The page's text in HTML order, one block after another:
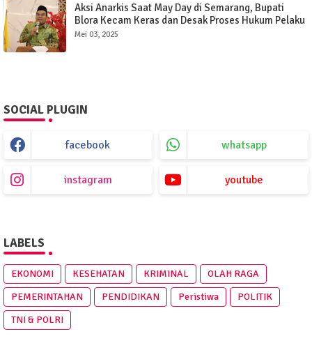
Aksi Anarkis Saat May Day di Semarang, Bupati
Blora Kecam Keras dan Desak Proses Hukum Pelaku
Mei 03, 2025
SOCIAL PLUGIN
facebook whatsapp
instagram youtube
LABELS
EKONOMI KESEHATAN KRIMINAL
OLAH RAGA
PEMERINTAHAN
PENDIDIKAN Peristiwa
POLITIK
TNI & POLRI